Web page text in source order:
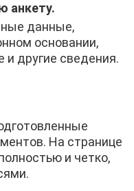
анкету.
данные,
основании,
другие сведения.
На странице
и четко,